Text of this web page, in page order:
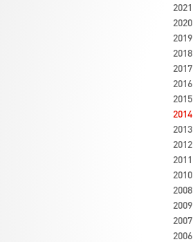
2021
2020
2019
2018
2017
2016
2015
2014
2013
2012
2011
2010
2008
2009
2007
2006